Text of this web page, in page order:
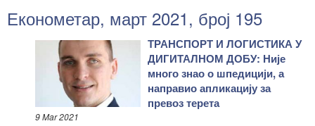
Економетар, март 2021, број 195
ТРАНСПОРТ И ЛОГИСТИКА У
ДИГИТАЛНОМ ДОБУ: Није
много знао о шпедицији, а
направио апликацију за
превоз терета
9 Mar 2021